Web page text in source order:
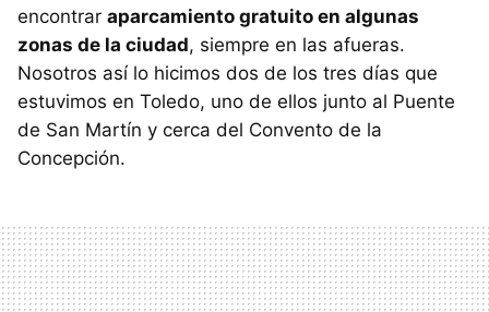
encontrar aparcamiento gratuito en algunas
zonas de la ciudad, siempre en las afueras.
Nosotros así lo hicimos dos de los tres días que
estuvimos en Toledo, uno de ellos junto al Puente
de San Martín y cerca del Convento de la
Concepción.